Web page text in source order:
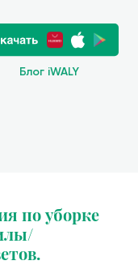
Блог iWALY
по уборке